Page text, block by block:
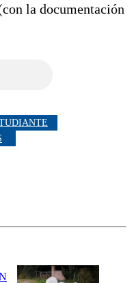
la documentación